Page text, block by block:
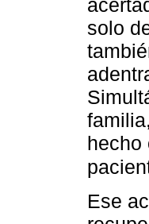
solo
hecho
Ese